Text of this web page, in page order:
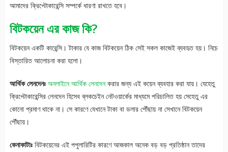
আমাদের ক্রিপ্টোকারেন্সি সম্পর্কে ধারণা রাখতে হবে।
বিটকয়েন এর কাজ কি?
বিটকয়েন একটি কারেন্সি। টাকার যে কাজ বিটকয়েন ঠিক সেই সকল কাজেই ব্যবহৃত হয়। নিচে
বিস্তারিত আলোচনা করা হলো।
আর্থিক লেনদেনঃ অনলাইনে আর্থিক লেনদেনকরার জন্য এই কয়েন ব্যবহার করা যায়। যেহেতু
ক্রিপ্টোকারেন্সির লেনদেন হিসেব ব্লকচেইন নেটওয়ার্কের মাধ্যমে পরিচালিত হয় সেহেতু এর
কোনো প্রমাণ থাকে না। সে কারণে যেখানে টাকা বা ডলার পৌঁছায় না সেখানে বিটকয়েন
পৌঁছায়।
কেনাকাটাঃবিটকয়েনের এই পপুলারিটির কারণে আজকাল অনেক বড় বড় প্রতিষ্ঠান তাদের